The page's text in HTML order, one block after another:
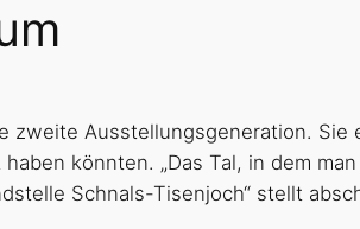
zweite Ausstellungsgeneration. Sie
könnten. „Das Tal, in dem man
Schnals-Tisenjoch“ stellt